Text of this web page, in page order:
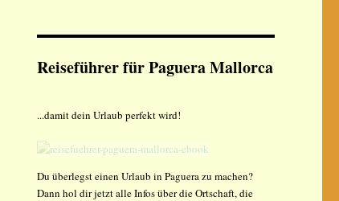
Reiseführer für Paguera Mallorca
...damit dein Urlaub perfekt wird!
Du überlegst einen Urlaub in Paguera zu machen?
Dann hol dir jetzt alle Infos über die Ortschaft, die